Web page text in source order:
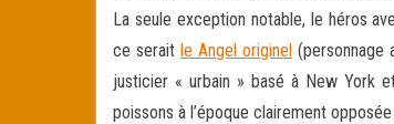
La seule exception notable, le héros
ce seraitle Angel originel (personnage
justicier « urbain » basé à New York
poissons à l’époque clairement opposée